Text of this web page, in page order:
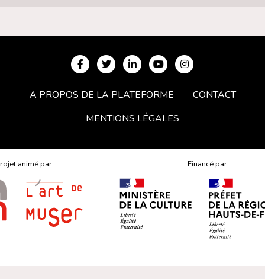
A PROPOS DE LA PLATEFORME
CONTACT
MENTIONS LÉGALES
animé par : Financé par :